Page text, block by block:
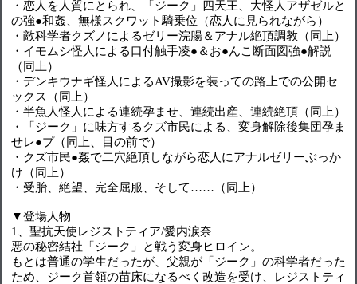
・恋人を人質にとられ、「ジーク」四天王、大怪人アザゼルと
の強●和姦、無様スクワット騎乗位（恋人に見られながら）
・敵科学者クズノによるゼリー浣腸＆アナル絶頂調教（同上）
・イモムシ怪人による口付触手凌●＆お●んこ断面図強●解説
（同上）
・デンキウナギ怪人によるAV撮影を装っての路上での公開セ
ックス（同上）
・半魚人怪人による連続孕ませ、連続出産、連続絶頂（同上）
・「ジーク」に味方するクズ市民による、変身解除後集団孕ま
せレ●プ（同上、目の前で）
・クズ市民●姦で二穴絶頂しながら恋人にアナルゼリーぶっか
け（同上）
・受胎、絶望、完全屈服、そして……（同上）
▼登場人物
1、聖抗天使レジストティア/愛内涙奈
悪の秘密結社「ジーク」と戦う変身ヒロイン。
もとは普通の学生だったが、父親が「ジーク」の科学者だった
ため、ジーク首領の苗床になるべく改造を受け、レジストティ